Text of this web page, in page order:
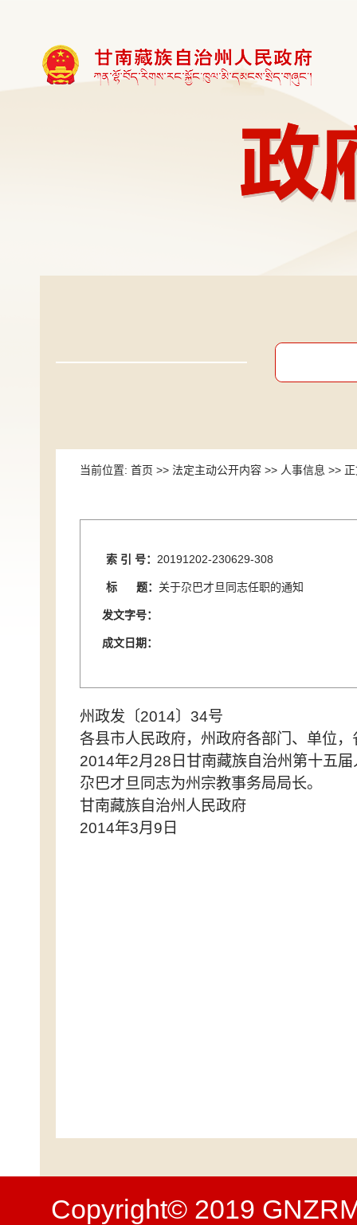
当前位置: 首页 >> 法定主动公开内容 >> 人事信息 >>
索 引 号： 20191202-230629-308
标 题： 关于尕巴才旦同志任职的通知
发文字号：
成文日期：
州政发〔2014〕34号
各县市人民政府，州政府各部门、单位
2014年2月28日甘南藏族自治州第十五
尕巴才旦同志为州宗教事务局局长。
甘南藏族自治州人民政府
2014年3月9日
Copyright© 2019